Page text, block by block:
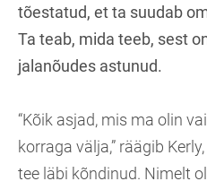
tõestatud, et ta suudab
Ta teab, mida teeb, sest
jalanõudes astunud.
“Kõik asjad, mis ma olin
korraga välja,” räägib
tee läbi kõndinud. Nimelt